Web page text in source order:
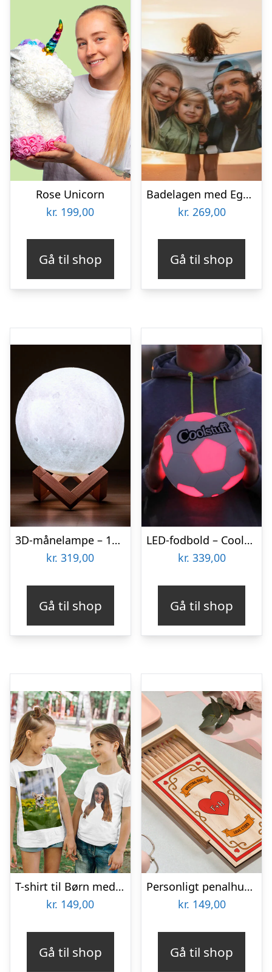
Rose Unicorn
kr. 199,00
Gå til shop
Badelagen med Eget Foto
kr. 269,00
Gå til shop
3D-månelampe – 15 cm – 16 Farver – Spralla
kr. 319,00
Gå til shop
LED-fodbold – Coolstuff Illuminate
kr. 339,00
Gå til shop
T-shirt til Børn med Foto
kr. 149,00
Gå til shop
Personligt penalhus med Retrodesign
kr. 149,00
Gå til shop